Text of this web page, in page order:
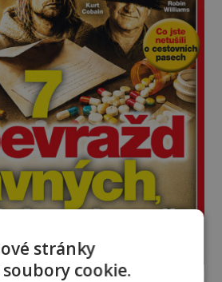
stránky
cookie.